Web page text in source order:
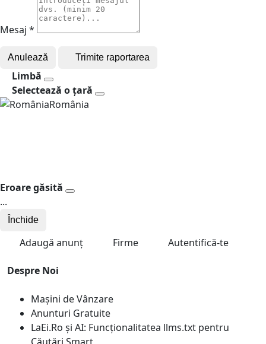
Mesaj *
Anulează Trimite raportarea
Limbă
Selectează o țară
România
Eroare găsită
...
Închide
Adaugă anunț Firme Autentifică-te
Despre Noi
Mașini de Vânzare
Anunturi Gratuite
LaEi.Ro și AI: Funcționalitatea llms.txt pentru